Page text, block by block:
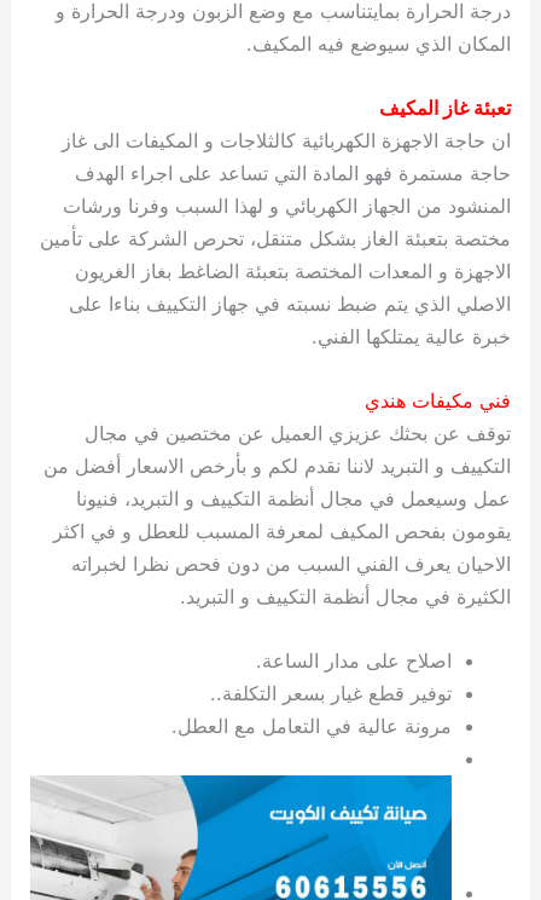
درجة الحرارة بمايتناسب مع وضع الزبون ودرجة الحرارة و
المكان الذي سيوضع فيه المكيف.
تعبئة غاز المكيف
ان حاجة الاجهزة الكهربائية كالثلاجات و المكيفات الى غاز
حاجة مستمرة فهو المادة التي تساعد على اجراء الهدف
المنشود من الجهاز الكهربائي و لهذا السبب وفرنا ورشات
مختصة بتعبئة الغاز بشكل متنقل، تحرص الشركة على تأمين
الاجهزة و المعدات المختصة بتعبئة الضاغط بغاز الغريون
الاصلي الذي يتم ضبط نسبته في جهاز التكييف بناءا على
خبرة عالية يمتلكها الفني.
فني مكيفات هندي
توقف عن بحثك عزيزي العميل عن مختصين في مجال
التكييف و التبريد لاننا نقدم لكم و بأرخص الاسعار أفضل من
عمل وسيعمل في مجال أنظمة التكييف و التبريد، فنيونا
يقومون بفحص المكيف لمعرفة المسبب للعطل و في اكثر
الاحيان يعرف الفني السبب من دون فحص نظرا لخبراته
الكثيرة في مجال أنظمة التكييف و التبريد.
اصلاح على مدار الساعة.
توفير قطع غيار بسعر التكلفة..
مرونة عالية في التعامل مع العطل.